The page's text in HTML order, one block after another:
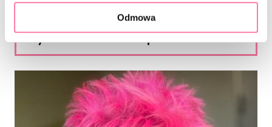
Odmowa
Czym dobudować bok paznokcia?